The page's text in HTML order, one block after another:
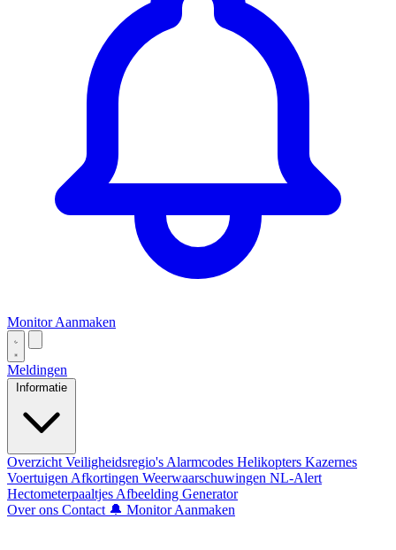
Monitor Aanmaken
Meldingen
Informatie
Overzicht Veiligheidsregio's Alarmcodes Helikopters Kazernes
Voertuigen Afkortingen Weerwaarschuwingen NL-Alert
Hectometerpaaltjes Afbeelding Generator
Over ons Contact 🔔 Monitor Aanmaken